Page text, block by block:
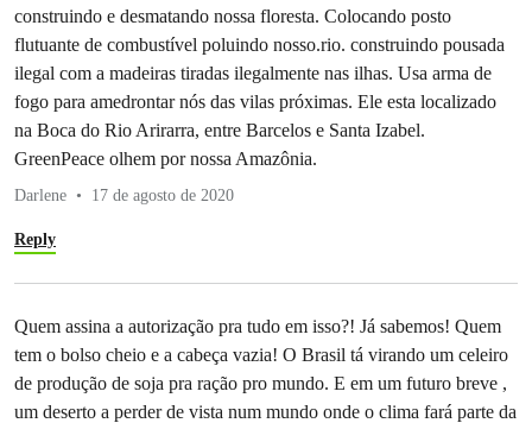
construindo e desmatando nossa floresta. Colocando posto
flutuante de combustível poluindo nosso.rio. construindo pousada
ilegal com a madeiras tiradas ilegalmente nas ilhas. Usa arma de
fogo para amedrontar nós das vilas próximas. Ele esta localizado
na Boca do Rio Arirarra, entre Barcelos e Santa Izabel.
GreenPeace olhem por nossa Amazônia.
Darlene 17 de agosto de 2020
Reply
Quem assina a autorização pra tudo em isso?! Já sabemos! Quem
tem o bolso cheio e a cabeça vazia! O Brasil tá virando um celeiro
de produção de soja pra ração pro mundo. E em um futuro breve ,
um deserto a perder de vista num mundo onde o clima fará parte da